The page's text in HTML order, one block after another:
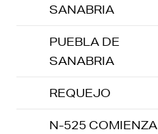
SANABRIA
PUEBLA DE
SANABRIA
REQUEJO
N-525 COMIENZA